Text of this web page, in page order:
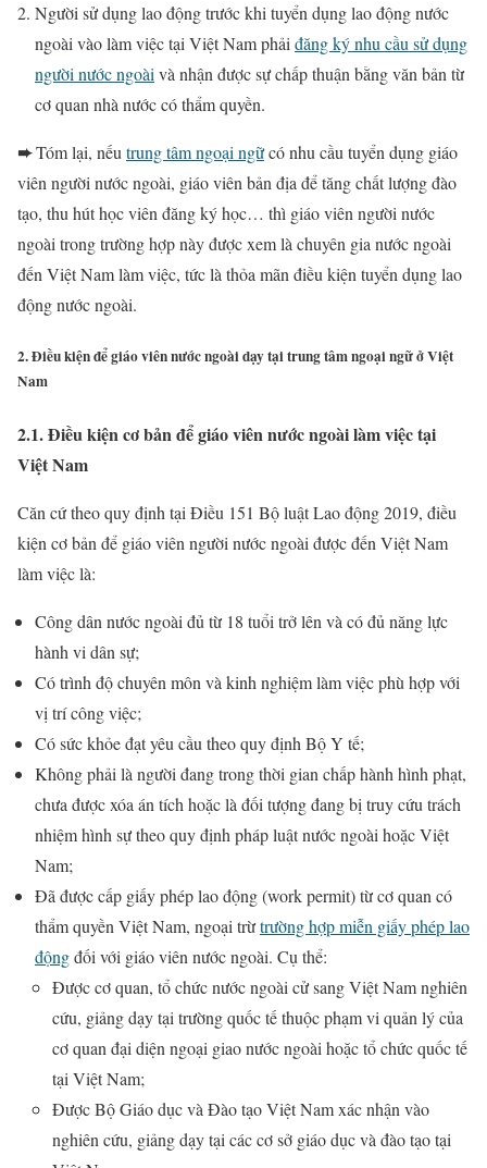
Người sử dụng lao động trước khi tuyển dụng lao động nước
ngoài vào làm việc tại Việt Nam phải đăng ký nhu cầu sử dụng
người nước ngoài và nhận được sự chấp thuận bằng văn bản từ
cơ quan nhà nước có thẩm quyền.
➨Tóm lại, nếu trung tâm ngoại ngữcó nhu cầu tuyển dụng giáo
viên người nước ngoài, giáo viên bản địa để tăng chất lượng đào
tạo, thu hút học viên đăng ký học… thì giáo viên người nước
ngoài trong trường hợp này được xem là chuyên gia nước ngoài
đến Việt Nam làm việc, tức là thỏa mãn điều kiện tuyển dụng lao
động nước ngoài.
2. Điều kiện để giáo viên nước ngoài dạy tại trung tâm ngoại ngữ ở Việt
Nam
2.1. Điều kiện cơ bản để giáo viên nước ngoài làm việc tại
Việt Nam
Căn cứ theo quy định tại Điều 151 Bộ luật Lao động 2019, điều
kiện cơ bản để giáo viên người nước ngoài được đến Việt Nam
làm việc là:
Công dân nước ngoài đủ từ 18 tuổi trở lên và có đủ năng lực
hành vi dân sự;
Có trình độ chuyên môn và kinh nghiệm làm việc phù hợp với
vị trí công việc;
Có sức khỏe đạt yêu cầu theo quy định Bộ Y tế;
Không phải là người đang trong thời gian chấp hành hình phạt,
chưa được xóa án tích hoặc là đối tượng đang bị truy cứu trách
nhiệm hình sự theo quy định pháp luật nước ngoài hoặc Việt
Nam;
Đã được cấp giấy phép lao động (work permit) từ cơ quan có
thẩm quyền Việt Nam, ngoại trừtrường hợp miễn giấy phép lao
độngđối với giáo viên nước ngoài. Cụ thể:
Được cơ quan, tổ chức nước ngoài cử sang Việt Nam nghiên
cứu, giảng dạy tại trường quốc tế thuộc phạm vi quản lý của
cơ quan đại diện ngoại giao nước ngoài hoặc tổ chức quốc tế
tại Việt Nam;
Được Bộ Giáo dục và Đào tạo Việt Nam xác nhận vào
nghiên cứu, giảng dạy tại các cơ sở giáo dục và đào tạo tại